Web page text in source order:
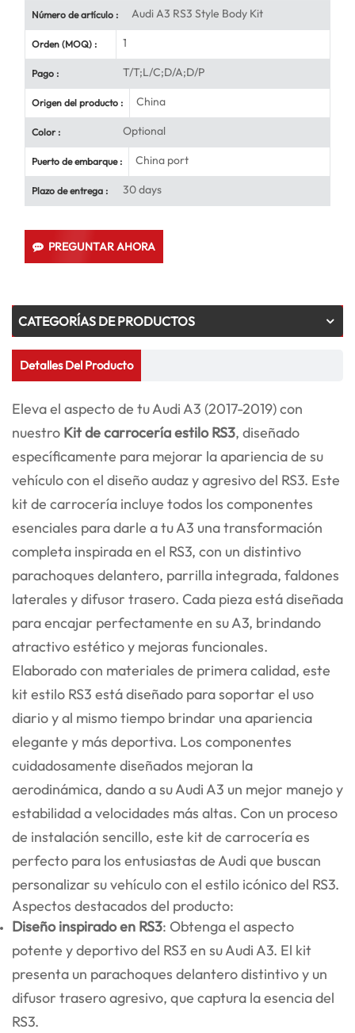
Número de artículo : Audi A3 RS3 Style Body Kit
Orden (MOQ) : 1
Pago : T/T;L/C;D/A;D/P
Origen del producto : China
Color : Optional
Puerto de embarque : China port
Plazo de entrega : 30 days
PREGUNTAR AHORA
CATEGORÍAS DE PRODUCTOS
Detalles Del Producto
Eleva el aspecto de tu Audi A3 (2017-2019) con
nuestro Kit de carrocería estilo RS3, diseñado
específicamente para mejorar la apariencia de su
vehículo con el diseño audaz y agresivo del RS3. Este
kit de carrocería incluye todos los componentes
esenciales para darle a tu A3 una transformación
completa inspirada en el RS3, con un distintivo
parachoques delantero, parrilla integrada, faldones
laterales y difusor trasero. Cada pieza está diseñada
para encajar perfectamente en su A3, brindando
atractivo estético y mejoras funcionales.
Elaborado con materiales de primera calidad, este
kit estilo RS3 está diseñado para soportar el uso
diario y al mismo tiempo brindar una apariencia
elegante y más deportiva. Los componentes
cuidadosamente diseñados mejoran la
aerodinámica, dando a su Audi A3 un mejor manejo y
estabilidad a velocidades más altas. Con un proceso
de instalación sencillo, este kit de carrocería es
perfecto para los entusiastas de Audi que buscan
personalizar su vehículo con el estilo icónico del RS3.
Aspectos destacados del producto:
Diseño inspirado en RS3: Obtenga el aspecto
potente y deportivo del RS3 en su Audi A3. El kit
presenta un parachoques delantero distintivo y un
difusor trasero agresivo, que captura la esencia del
RS3.